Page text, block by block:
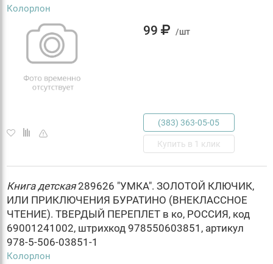
Колорлон
99 /шт
(383) 363-05-05
Купить в 1 клик
Книга детская289626 "УМКА". ЗОЛОТОЙ КЛЮЧИК,
ИЛИ ПРИКЛЮЧЕНИЯ БУРАТИНО (ВНЕКЛАССНОЕ
ЧТЕНИЕ). ТВЕРДЫЙ ПЕРЕПЛЕТ в ко, РОССИЯ, код
69001241002, штрихкод 978550603851, артикул
978-5-506-03851-1
Колорлон